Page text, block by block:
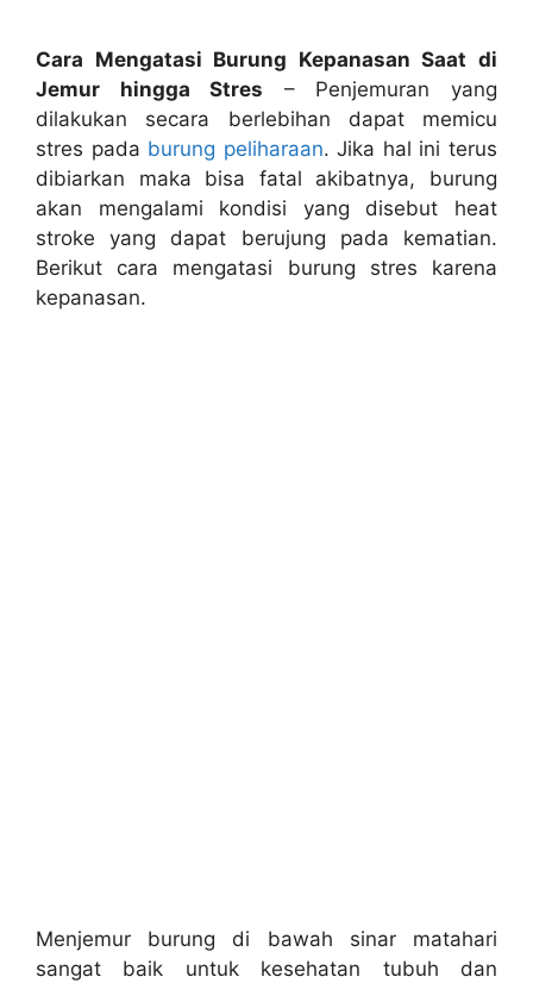
Cara Mengatasi Burung Kepanasan Saat di
Jemur hingga Stres – Penjemuran yang
dilakukan secara berlebihan dapat memicu
stres pada burung peliharaan. Jika hal ini terus
dibiarkan maka bisa fatal akibatnya, burung
akan mengalami kondisi yang disebut heat
stroke yang dapat berujung pada kematian.
Berikut cara mengatasi burung stres karena
kepanasan.
Menjemur burung di bawah sinar matahari
sangat baik untuk kesehatan tubuh dan